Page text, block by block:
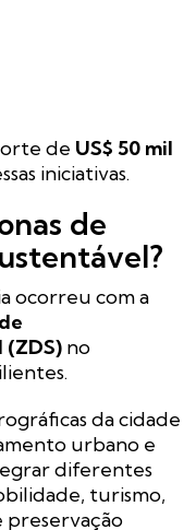
de US$ 50 mil
iniciativas.
de
ocorreu com a
(ZDS) no
da cidade
urbano e
diferentes
turismo,
preservação